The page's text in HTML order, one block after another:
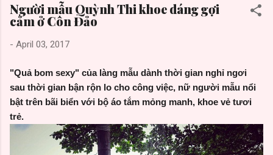
Người mẫu Quỳnh Thi khoe dáng gợi
cảm ở Côn Đảo
- April 03, 2017
"Quả bom sexy" của làng mẫu dành thời gian nghỉ ngơi
sau thời gian bận rộn lo cho công việc, nữ người mẫu nổi
bật trên bãi biển với bộ áo tắm mỏng manh, khoe vẻ tươi
trẻ.